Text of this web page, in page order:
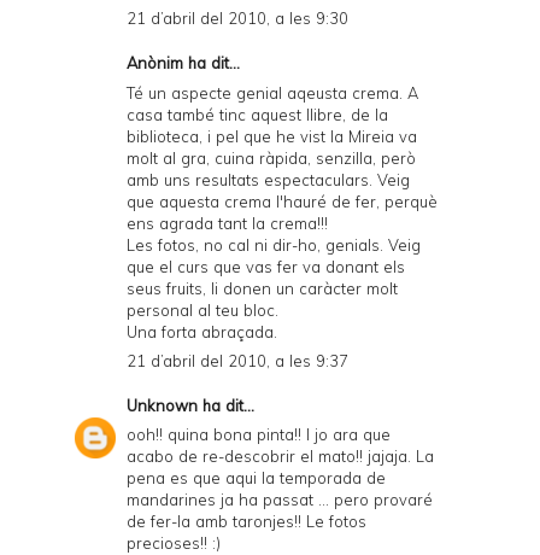
21 d’abril del 2010, a les 9:30
Anònim ha dit...
Té un aspecte genial aqeusta crema. A
casa també tinc aquest llibre, de la
biblioteca, i pel que he vist la Mireia va
molt al gra, cuina ràpida, senzilla, però
amb uns resultats espectaculars. Veig
que aquesta crema l'hauré de fer, perquè
ens agrada tant la crema!!!
Les fotos, no cal ni dir-ho, genials. Veig
que el curs que vas fer va donant els
seus fruits, li donen un caràcter molt
personal al teu bloc.
Una forta abraçada.
21 d’abril del 2010, a les 9:37
Unknown ha dit...
ooh!! quina bona pinta!! I jo ara que
acabo de re-descobrir el mato!! jajaja. La
pena es que aqui la temporada de
mandarines ja ha passat ... pero provaré
de fer-la amb taronjes!! Le fotos
precioses!! :)